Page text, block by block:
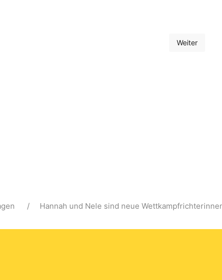
Torfhaus verbracht Nächster
Weiter
Hannah und Nele sind neue